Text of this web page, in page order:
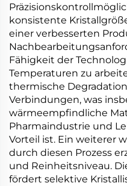
konsistente
einer verbesserten
Fähigkeit der
Temperaturen zu
thermische
Verbindungen, was
wärmeempfindliche
Pharmaindustrie und
Vorteil ist. Ein weiterer
durch diesen Prozess
und Reinheitsniveau.
fördert selektive